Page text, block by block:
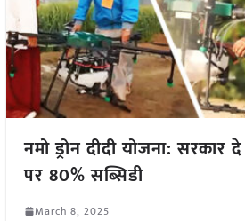
नमो ड्रोन दीदी योजना: सरकार
पर 80% सब्सिडी
March 8, 2025